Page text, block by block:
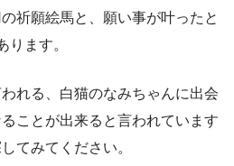
祈願絵馬と、願い事が叶ったと
ります。
れる、白猫のなみちゃんに出会
ことが出来ると言われています
てみてください。